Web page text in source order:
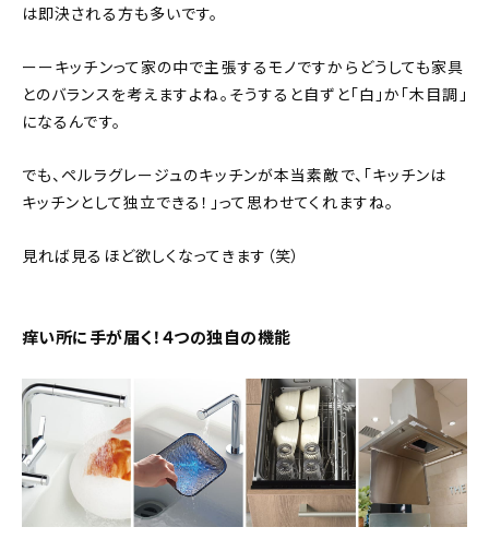
は即決される方も多いです。
ーーキッチンって家の中で主張するモノですからどうしても家具
とのバランスを考えますよね。そうすると自ずと「白」か「木目調」
になるんです。
でも、ペルラグレージュのキッチンが本当素敵で、「キッチンは
キッチンとして独立できる！」って思わせてくれますね。
見れば見るほど欲しくなってきます（笑）
痒い所に手が届く！４つの独自の機能